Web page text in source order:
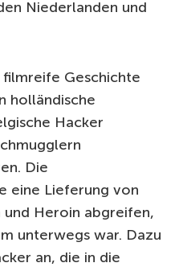
Niederlanden und
Geschichte
holländische
Hacker
Die
eine Lieferung von
und Heroin abgreifen,
unterwegs war. Dazu
an, die in die